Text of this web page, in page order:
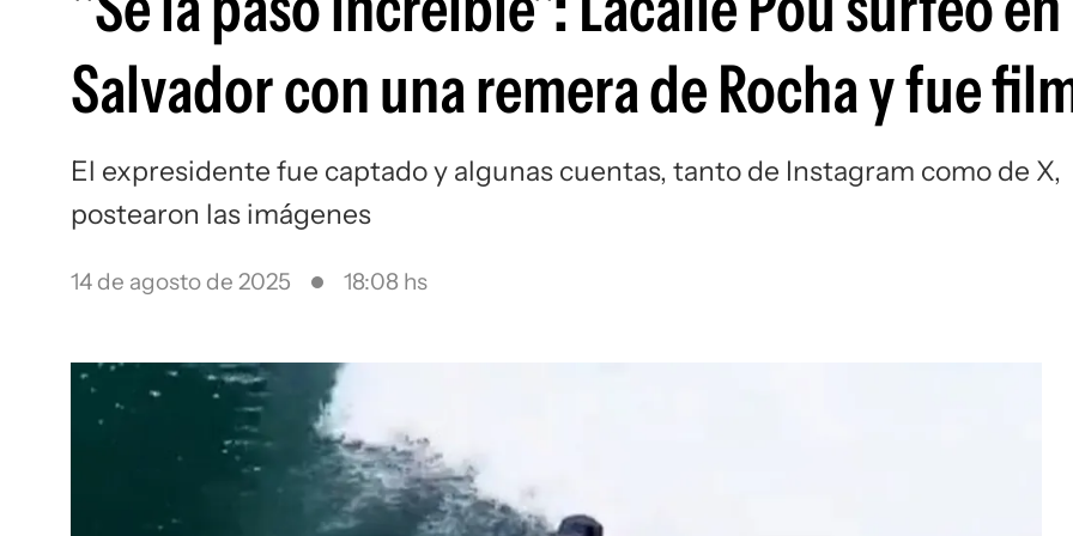
Salvador con una remera de Rocha y fue
El expresidente fue captado y algunas cuentas, tanto de Instagram como de X,
postearon las imágenes
14 de agosto de 2025 18:08 hs